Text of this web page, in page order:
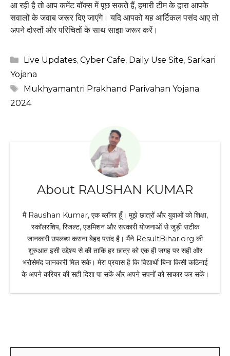
आ रही है तो आप कमेंट बॉक्स में पूछ सकते हैं, हमारी टीम के द्वारा आपके
सवालों के जवाब जरूर दिए जाएंगे। यदि आपको यह आर्टिकल पसंद आए तो
अपने दोस्तों और परिचितों के साथ साझा जरूर करें।
Categories
Live Updates, Cyber Cafe, Daily Use Site, Sarkari
Yojana
Tags
Mukhyamantri Prakhand Parivahan Yojana
2024
About RAUSHAN KUMAR
मैं Raushan Kumar, एक ब्लॉगर हूँ। मुझे छात्रों और युवाओं को शिक्षा,
स्कॉलरशिप, रिजल्ट, एडमिशन और सरकारी योजनाओं से जुड़ी सटीक
जानकारी उपलब्ध कराना बेहद पसंद है। मैंने ResultBihar.org की
शुरुआत इसी उद्देश्य से की ताकि हर छात्र को एक ही जगह पर सही और
भरोसेमंद जानकारी मिल सके। मेरा प्रयास है कि विद्यार्थी बिना किसी कठिनाई
के अपने करियर की सही दिशा पा सकें और अपने सपनों को साकार कर सकें।